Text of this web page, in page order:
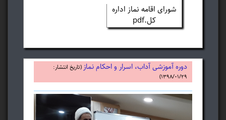
شورای اقامه نماز اداره
کل.pdf
دوره آموزشی آداب، اسرار و احکام نماز(تاریخ انتشار:
۱۳۹۸/۰۱/۲۹)